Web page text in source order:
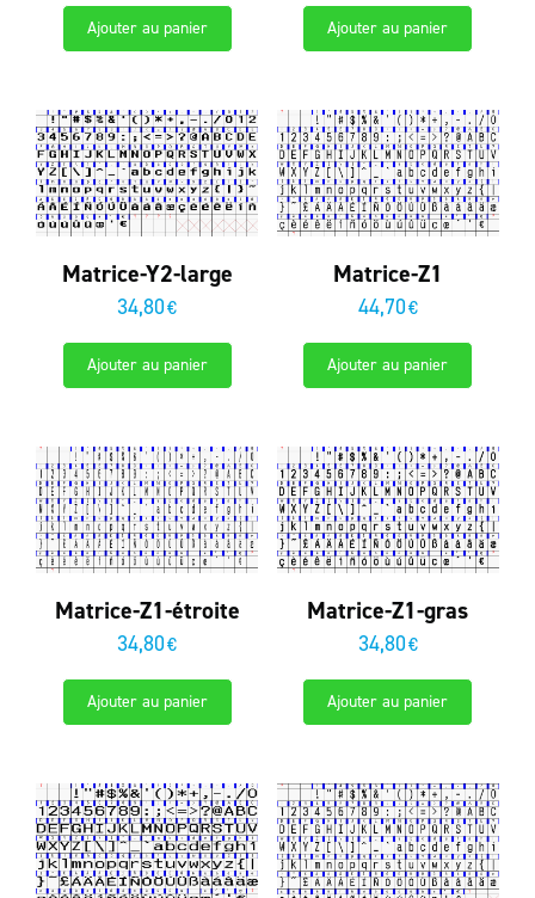
Ajouter au panier Ajouter au panier
Matrice-Y2-large
34,80€
Ajouter au panier
Matrice-Z1
44,70€
Ajouter au panier
Matrice-Z1-étroite
34,80€
Ajouter au panier
Matrice-Z1-gras
34,80€
Ajouter au panier